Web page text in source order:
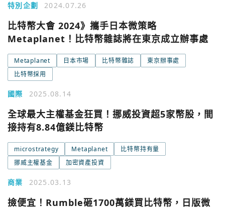
特別企劃 2024.07.26
比特幣大會 2024》攜手日本微策略
Metaplanet！比特幣雜誌將在東京成立辦事處
Metaplanet 日本市場 比特幣雜誌
東京辦事處
比特幣採用
國際 2025.08.14
全球最大主權基金狂買！挪威投資超5家幣股，間
接持有8.84億鎂比特幣
microstrategy Metaplanet
比特幣持有量
挪威主權基金
加密資產投資
商業 2025.03.13
撿便宜！Rumble砸1700萬鎂買比特幣，日版微